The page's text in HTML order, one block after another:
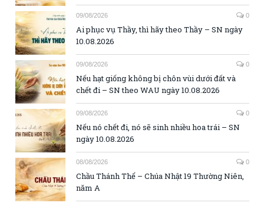
09/08/2026 0
Ai phục vụ Thầy, thì hãy theo Thầy – SN ngày
10.08.2026
09/08/2026 0
Nếu hạt giống không bị chôn vùi dưới đất và
chết đi – SN theo WAU ngày 10.08.2026
09/08/2026 0
Nếu nó chết đi, nó sẽ sinh nhiều hoa trái – SN
ngày 10.08.2026
08/08/2026 0
Chầu Thánh Thể – Chúa Nhật 19 Thường Niên,
năm A